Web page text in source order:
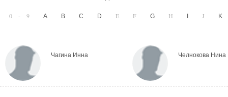
0-9 A B C D E F G H J K
Чагина Инна Челнокова Нина